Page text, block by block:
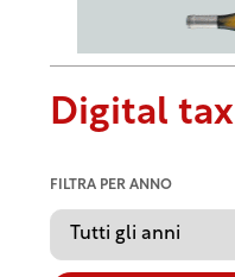
Digital tax
FILTRA PER ANNO